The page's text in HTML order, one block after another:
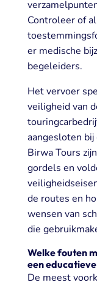
Controleer of
er medische
begeleiders.
Het vervoer
veiligheid van
aangesloten
Birwa Tours
gordels en
de routes en
wensen van
die
Welke fouten
een
De meest